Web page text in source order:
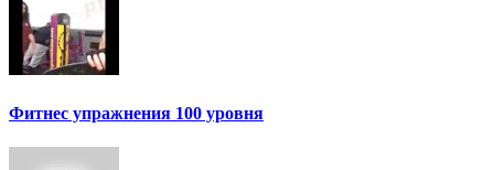
Фитнес упражнения 100 уровня